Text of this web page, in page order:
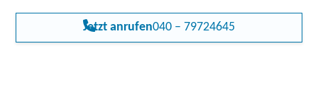
Jetzt anrufen040 – 79724645